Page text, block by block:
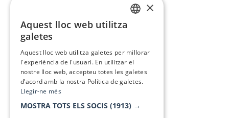
×
Aquest lloc web utilitza
galetes
Aquest lloc web utilitza galetes per millorar
l'experiència de l'usuari. En utilitzar el
nostre lloc web, accepteu totes les galetes
d’acord amb la nostra Política de galetes.
Llegir-ne més
MOSTRA TOTS ELS SOCIS (1913) →